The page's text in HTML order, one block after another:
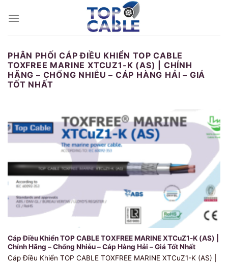
PHÂN PHỐI CÁP ĐIỀU KHIỂN TOP CABLE
TOXFREE MARINE XTCUZ1-K (AS) | CHÍNH
HÃNG – CHỐNG NHIỄU – CÁP HÀNG HẢI – GIÁ
TỐT NHẤT
Cáp Điều Khiển TOP CABLE TOXFREE MARINE XTCuZ1-K (AS) |
Chính Hãng – Chống Nhiễu – Cáp Hàng Hải – Giá Tốt Nhất
Cáp Điều Khiển TOP CABLE TOXFREE MARINE XTCuZ1-K (AS) |